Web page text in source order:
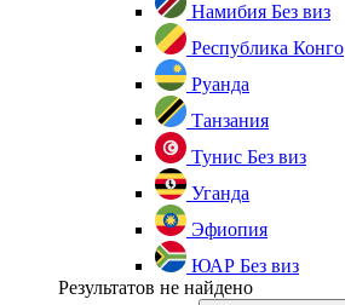
Намибия Без виз
Республика Конго
Руанда
Танзания
Тунис Без виз
Уганда
Эфиопия
ЮАР Без виз
Результатов не найдено